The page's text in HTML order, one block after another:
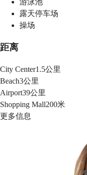
游泳池
露天停车场
操场
距离
City Center1.5公里
Beach3公里
Airport39公里
Shopping Mall200米
更多信息